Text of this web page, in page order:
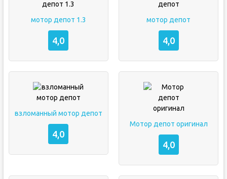
мотор депот 1.3
4,0
мотор депот
4,0
взломанный мотор депот
4,0
Мотор депот оригинал
4,0